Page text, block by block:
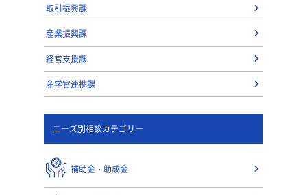
取引振興課
産業振興課
経営支援課
産学官連携課
ニーズ別相談カテゴリー
補助金・助成金